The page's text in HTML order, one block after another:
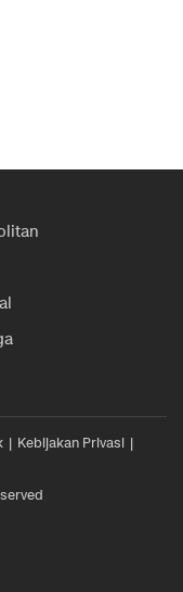
Kebijakan Privasi